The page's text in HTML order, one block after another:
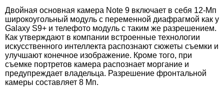
Двойная основная камера Note 9 включает в себя 12-Мп
широкоугольный модуль с переменной диафрагмой как у
Galaxy S9+ и телефото модуль с таким же разрешением.
Как утверждают в компании встроенные технологии
искусственного интеллекта распознают сюжеты съемки и
улучшают конечное изображение. Кроме того, при
съемке портретов камера распознает моргание и
предупреждает владельца. Разрешение фронтальной
камеры составляет 8 Мп.